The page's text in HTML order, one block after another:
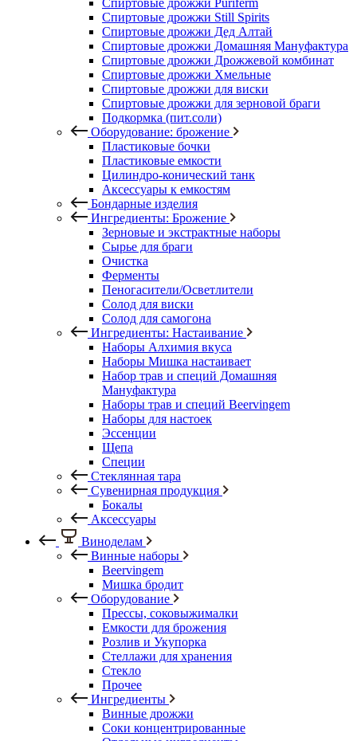
Спиртовые дрожжи Puriferm
Спиртовые дрожжи Still Spirits
Спиртовые дрожжи Дед Алтай
Спиртовые дрожжи Домашняя Мануфактура
Спиртовые дрожжи Дрожжевой комбинат
Спиртовые дрожжи Хмельные
Спиртовые дрожжи для виски
Спиртовые дрожжи для зерновой браги
Подкормка (пит.соли)
Оборудование: брожение
Пластиковые бочки
Пластиковые емкости
Цилиндро-конический танк
Аксессуары к емкостям
Бондарные изделия
Ингредиенты: Брожение
Зерновые и экстрактные наборы
Сырье для браги
Очистка
Ферменты
Пеногасители/Осветлители
Солод для виски
Солод для самогона
Ингредиенты: Настаивание
Наборы Алхимия вкуса
Наборы Мишка настаивает
Набор трав и специй Домашняя
Мануфактура
Наборы трав и специй Beervingem
Наборы для настоек
Эссенции
Щепа
Специи
Стеклянная тара
Сувенирная продукция
Бокалы
Аксессуары
Виноделам
Винные наборы
Beervingem
Мишка бродит
Оборудование
Прессы, соковыжималки
Емкости для брожения
Розлив и Укупорка
Стеллажи для хранения
Стекло
Прочее
Ингредиенты
Винные дрожжи
Соки концентрированные